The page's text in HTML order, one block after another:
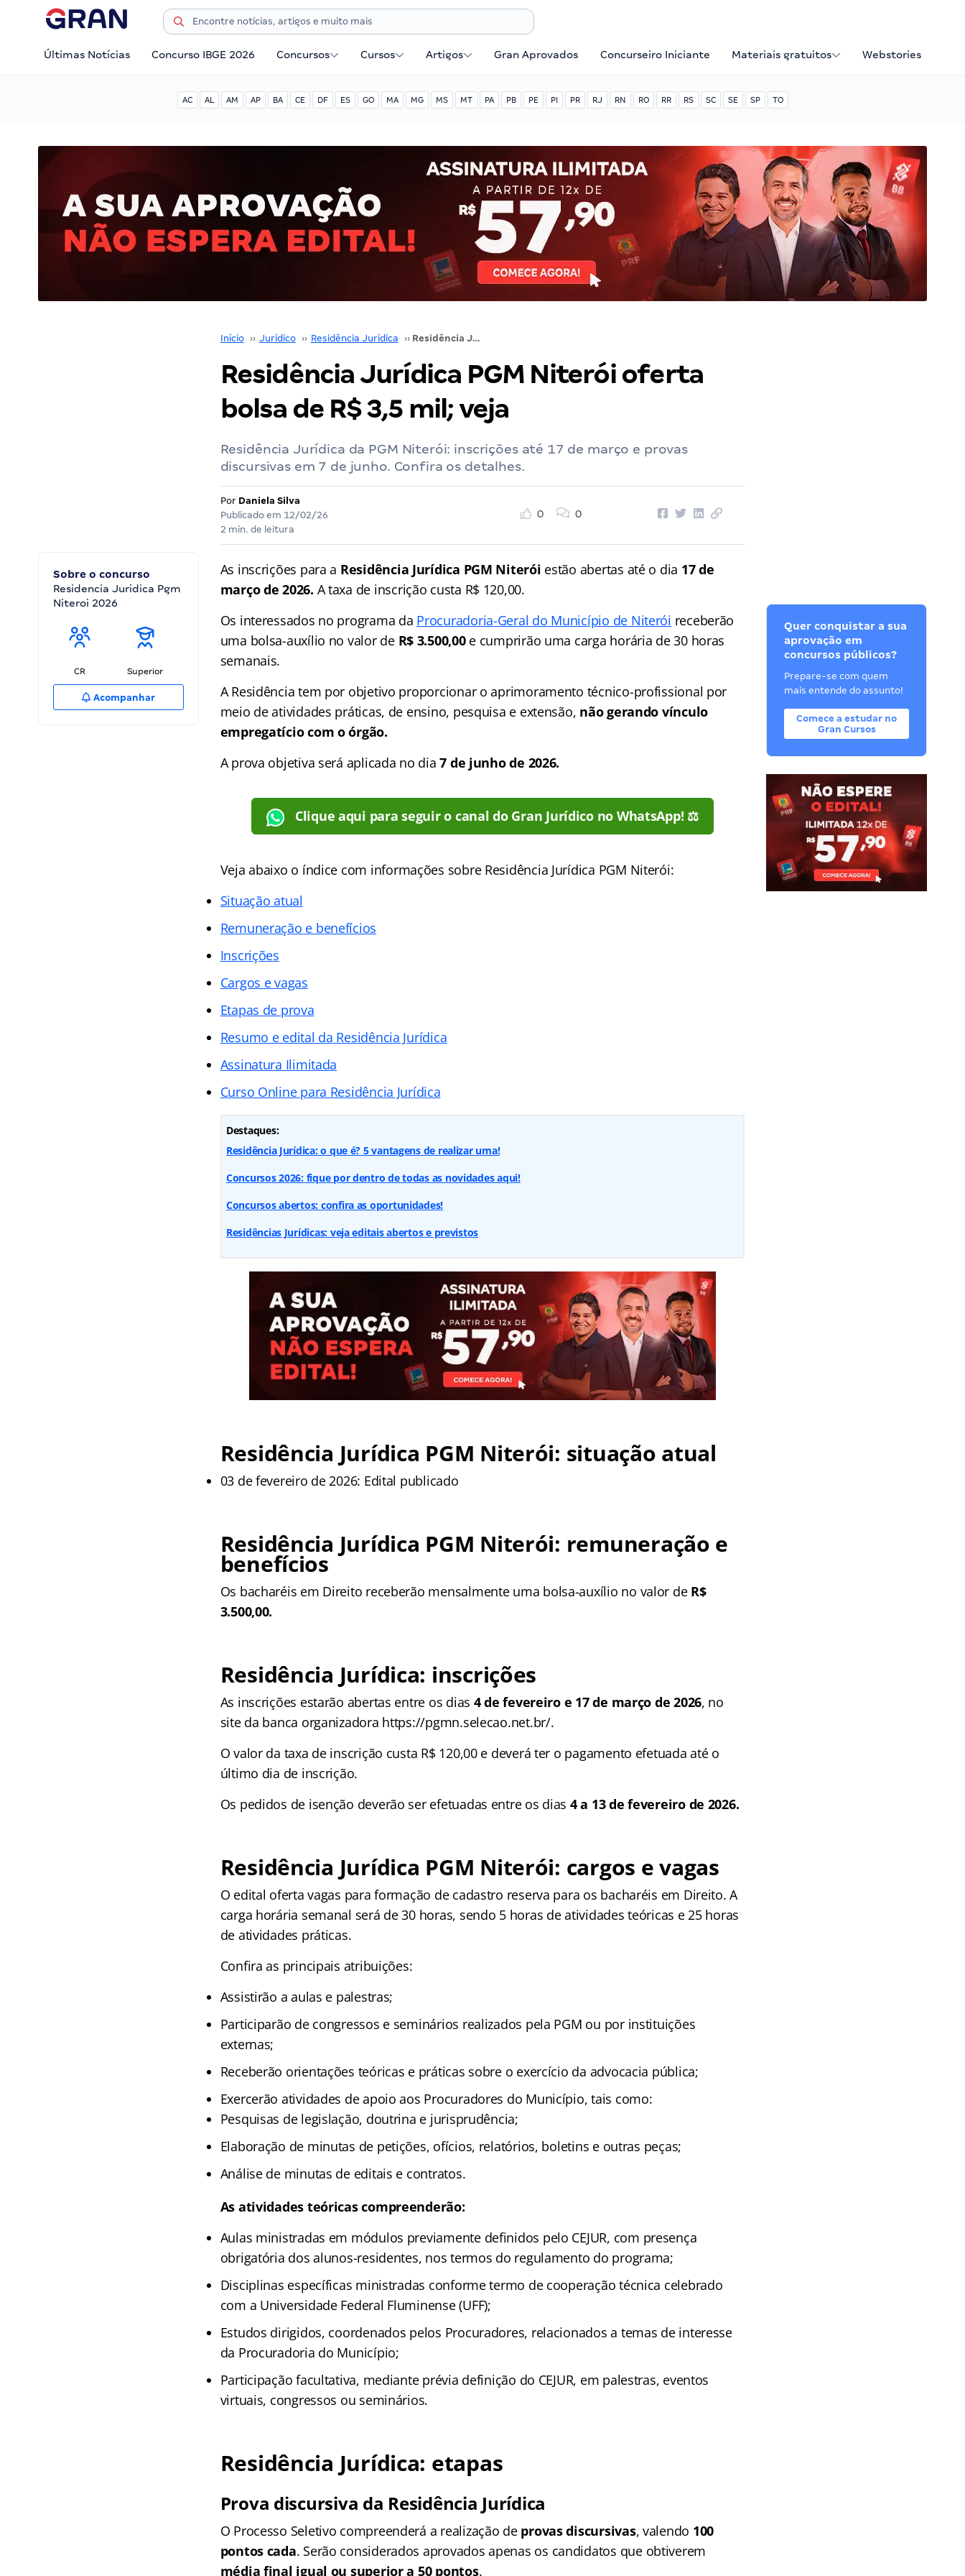
Últimas Notícias Concurso IBGE 2026 Concursos Cursos Artigos Gran Aprovados Concurseiro Iniciante Materiais gratuitos Webstories
AC AL AM AP BA CE DF ES GO MA MG MS MT PA PB PE PI PR RJ RN RO RR RS SC SE SP TO
Início ›› Jurídico ›› Residência Jurídica ›› Residência Jurídica PGM Niterói oferta bolsa de R$ 3,5 mil; veja
Residência Jurídica PGM Niterói oferta
bolsa de R$ 3,5 mil; veja
Residência Jurídica da PGM Niterói: inscrições até 17 de março e provas
discursivas em 7 de junho. Confira os detalhes.
Por Daniela Silva
Publicado em 12/02/26
2 min. de leitura
0 0
Sobre o concurso
Residencia Juridica Pgm
Niteroi 2026
CR Superior
Acompanhar
As inscrições para a Residência Jurídica PGM Niterói estão abertas até o dia 17 de
março de 2026. A taxa de inscrição custa R$ 120,00.
Os interessados no programa da Procuradoria-Geral do Município de Niterói receberão
uma bolsa-auxílio no valor de R$ 3.500,00 e cumprirão uma carga horária de 30 horas
semanais.
A Residência tem por objetivo proporcionar o aprimoramento técnico-profissional por
meio de atividades práticas, de ensino, pesquisa e extensão, não gerando vínculo
empregatício com o órgão.
A prova objetiva será aplicada no dia 7 de junho de 2026.
Clique aqui para seguir o canal do Gran Jurídico no WhatsApp! ⚖️
Veja abaixo o índice com informações sobre Residência Jurídica PGM Niterói:
Situação atual
Remuneração e benefícios
Inscrições
Cargos e vagas
Etapas de prova
Resumo e edital da Residência Jurídica
Assinatura Ilimitada
Curso Online para Residência Jurídica
Destaques:
Residência Jurídica: o que é? 5 vantagens de realizar uma!
Concursos 2026: fique por dentro de todas as novidades aqui!
Concursos abertos: confira as oportunidades!
Residências Jurídicas: veja editais abertos e previstos
Residência Jurídica PGM Niterói: situação atual
03 de fevereiro de 2026: Edital publicado
Residência Jurídica PGM Niterói: remuneração e
benefícios
Os bacharéis em Direito receberão mensalmente uma bolsa-auxílio no valor de R$
3.500,00.
Residência Jurídica: inscrições
As inscrições estarão abertas entre os dias 4 de fevereiro e 17 de março de 2026, no
site da banca organizadora https://pgmn.selecao.net.br/.
O valor da taxa de inscrição custa R$ 120,00 e deverá ter o pagamento efetuada até o
último dia de inscrição.
Os pedidos de isenção deverão ser efetuadas entre os dias 4 a 13 de fevereiro de 2026.
Residência Jurídica PGM Niterói: cargos e vagas
O edital oferta vagas para formação de cadastro reserva para os bacharéis em Direito. A
carga horária semanal será de 30 horas, sendo 5 horas de atividades teóricas e 25 horas
de atividades práticas.
Confira as principais atribuições:
Assistirão a aulas e palestras;
Participarão de congressos e seminários realizados pela PGM ou por instituições
externas;
Receberão orientações teóricas e práticas sobre o exercício da advocacia pública;
Exercerão atividades de apoio aos Procuradores do Município, tais como:
Pesquisas de legislação, doutrina e jurisprudência;
Elaboração de minutas de petições, ofícios, relatórios, boletins e outras peças;
Análise de minutas de editais e contratos.
As atividades teóricas compreenderão:
Aulas ministradas em módulos previamente definidos pelo CEJUR, com presença
obrigatória dos alunos-residentes, nos termos do regulamento do programa;
Disciplinas específicas ministradas conforme termo de cooperação técnica celebrado
com a Universidade Federal Fluminense (UFF);
Estudos dirigidos, coordenados pelos Procuradores, relacionados a temas de interesse
da Procuradoria do Município;
Participação facultativa, mediante prévia definição do CEJUR, em palestras, eventos
virtuais, congressos ou seminários.
Residência Jurídica: etapas
Prova discursiva da Residência Jurídica
O Processo Seletivo compreenderá a realização de provas discursivas, valendo 100
pontos cada. Serão considerados aprovados apenas os candidatos que obtiverem
média final igual ou superior a 50 pontos.
Quer conquistar a sua
aprovação em
concursos públicos?
Prepare-se com quem
mais entende do assunto!
Comece a estudar no
Gran Cursos